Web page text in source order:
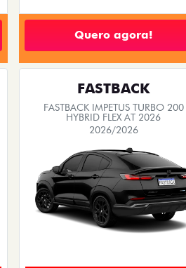
Quero agora!
FASTBACK
FASTBACK IMPETUS TURBO 200
HYBRID FLEX AT 2026
2026/2026